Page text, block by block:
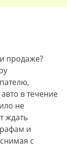
продаже?
в течение
не
ждать
и
с